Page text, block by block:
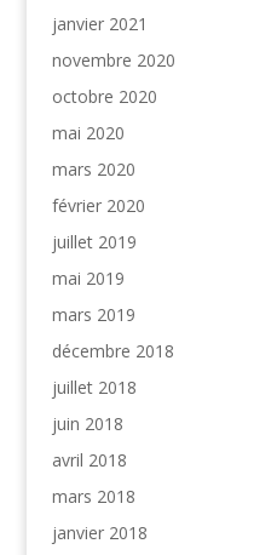
janvier 2021
novembre 2020
octobre 2020
mai 2020
mars 2020
février 2020
juillet 2019
mai 2019
mars 2019
décembre 2018
juillet 2018
juin 2018
avril 2018
mars 2018
janvier 2018